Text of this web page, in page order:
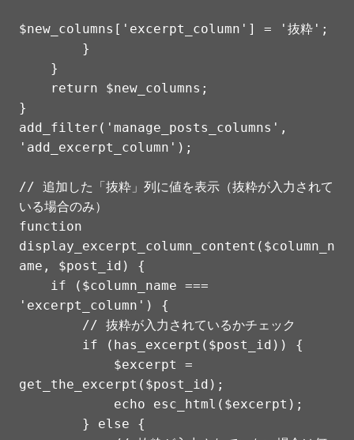
$new_columns['excerpt_column'] = '抜粋';
}
add_filter('manage_posts_columns',
'add_excerpt_column');
// 追加した「抜粋」列に値を表示（抜粋が入力されて
いる場合のみ）
function
display_excerpt_column_content($column_n
ame, $post_id) {
'excerpt_column') {
get_the_excerpt($post_id);